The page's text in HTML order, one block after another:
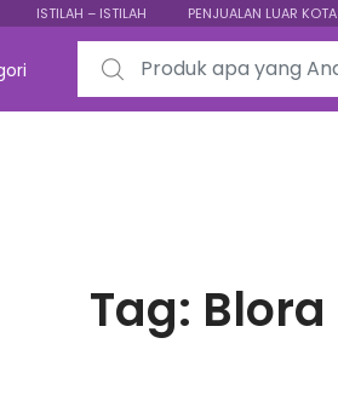
ISTILAH – ISTILAH PENJUALAN LUAR KOTA
Search for:
Tag: Blora